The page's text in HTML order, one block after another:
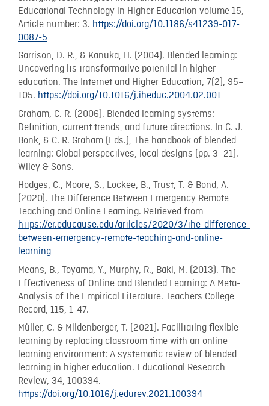
Educational Technology in Higher Education volume 15,
Article number: 3. https://doi.org/10.1186/s41239-017-
0087-5
Garrison, D. R., & Kanuka, H. (2004). Blended learning:
Uncovering its transformative potential in higher
education. The Internet and Higher Education, 7(2), 95–
105. https://doi.org/10.1016/j.iheduc.2004.02.001
Graham, C. R. (2006). Blended learning systems:
Definition, current trends, and future directions. In C. J.
Bonk, & C. R. Graham (Eds.), The handbook of blended
learning: Global perspectives, local designs (pp. 3–21).
Wiley & Sons.
Hodges, C., Moore, S., Lockee, B., Trust, T. & Bond, A.
(2020). The Difference Between Emergency Remote
Teaching and Online Learning. Retrieved from
https://er.educause.edu/articles/2020/3/the-difference-
between-emergency-remote-teaching-and-online-
learning
Means, B., Toyama, Y., Murphy, R., Baki, M. (2013). The
Effectiveness of Online and Blended Learning: A Meta-
Analysis of the Empirical Literature. Teachers College
Record, 115, 1-47.
Müller, C. & Mildenberger, T. (2021). Facilitating flexible
learning by replacing classroom time with an online
learning environment: A systematic review of blended
learning in higher education. Educational Research
Review, 34, 100394.
https://doi.org/10.1016/j.edurev.2021.100394